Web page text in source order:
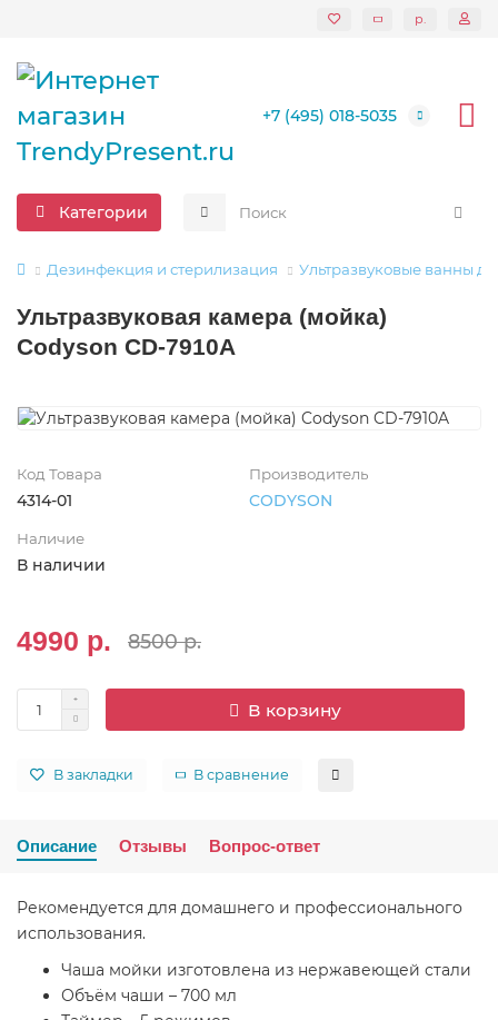
р.
+7 (495) 018-5035
Категории
Дезинфекция и стерилизация Ультразвуковые ванны
Ультразвуковая камера (мойка)
Codyson CD-7910A
Код Товара
4314-01
Производитель
CODYSON
Наличие
В наличии
4990 р. 8500 р.
В корзину
В закладки В сравнение
Описание Отзывы Вопрос-ответ
Рекомендуется для домашнего и профессионального
использования.
Чаша мойки изготовлена из нержавеющей стали
Объём чаши – 700 мл